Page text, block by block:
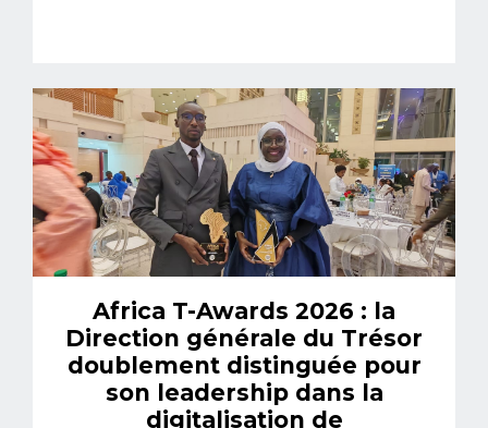
Africa T-Awards 2026 : la
Direction générale du Trésor
doublement distinguée pour
son leadership dans la
digitalisation de